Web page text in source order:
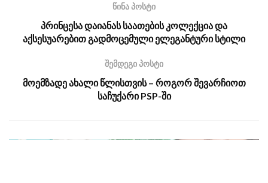
წინა პოსტი
⁠პრინცესა დაიანას საათების კოლექცია და
აქსესუარებით გადმოცემული ელეგანტური სტილი
შემდეგი პოსტი
მოემზადე ახალი წლისთვის – როგორ შევარჩიოთ
საჩუქარი PSP-ში